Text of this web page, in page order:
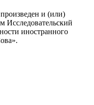
и (или)
Исследовательский
иностранного